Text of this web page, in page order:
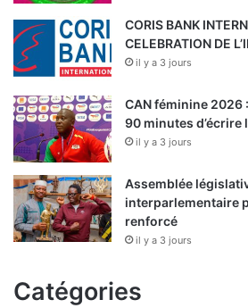
CORIS BANK
CELEBRATION DE
il y a 3 jours
CAN féminine 2026
90 minutes d’écrire
il y a 3 jours
Assemblée
interparlementaire
renforcé
il y a 3 jours
Catégories